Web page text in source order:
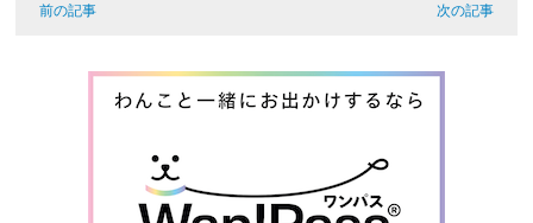
前の記事 次の記事